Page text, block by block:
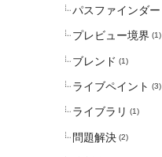
パスファインダー
プレビュー境界 (1)
ブレンド (1)
ライブペイント (3)
ライブラリ (1)
問題解決 (2)